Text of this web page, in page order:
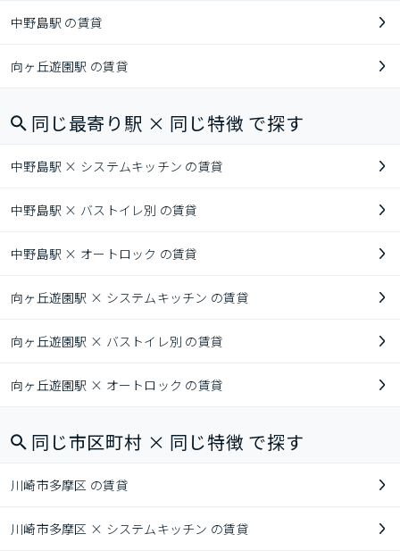
中野島駅 の賃貸
向ヶ丘遊園駅 の賃貸
同じ最寄り駅 × 同じ特徴 で探す
中野島駅 × システムキッチン の賃貸
中野島駅 × バストイレ別 の賃貸
中野島駅 × オートロック の賃貸
向ヶ丘遊園駅 × システムキッチン の賃貸
向ヶ丘遊園駅 × バストイレ別 の賃貸
向ヶ丘遊園駅 × オートロック の賃貸
同じ市区町村 × 同じ特徴 で探す
川崎市多摩区 の賃貸
川崎市多摩区 × システムキッチン の賃貸